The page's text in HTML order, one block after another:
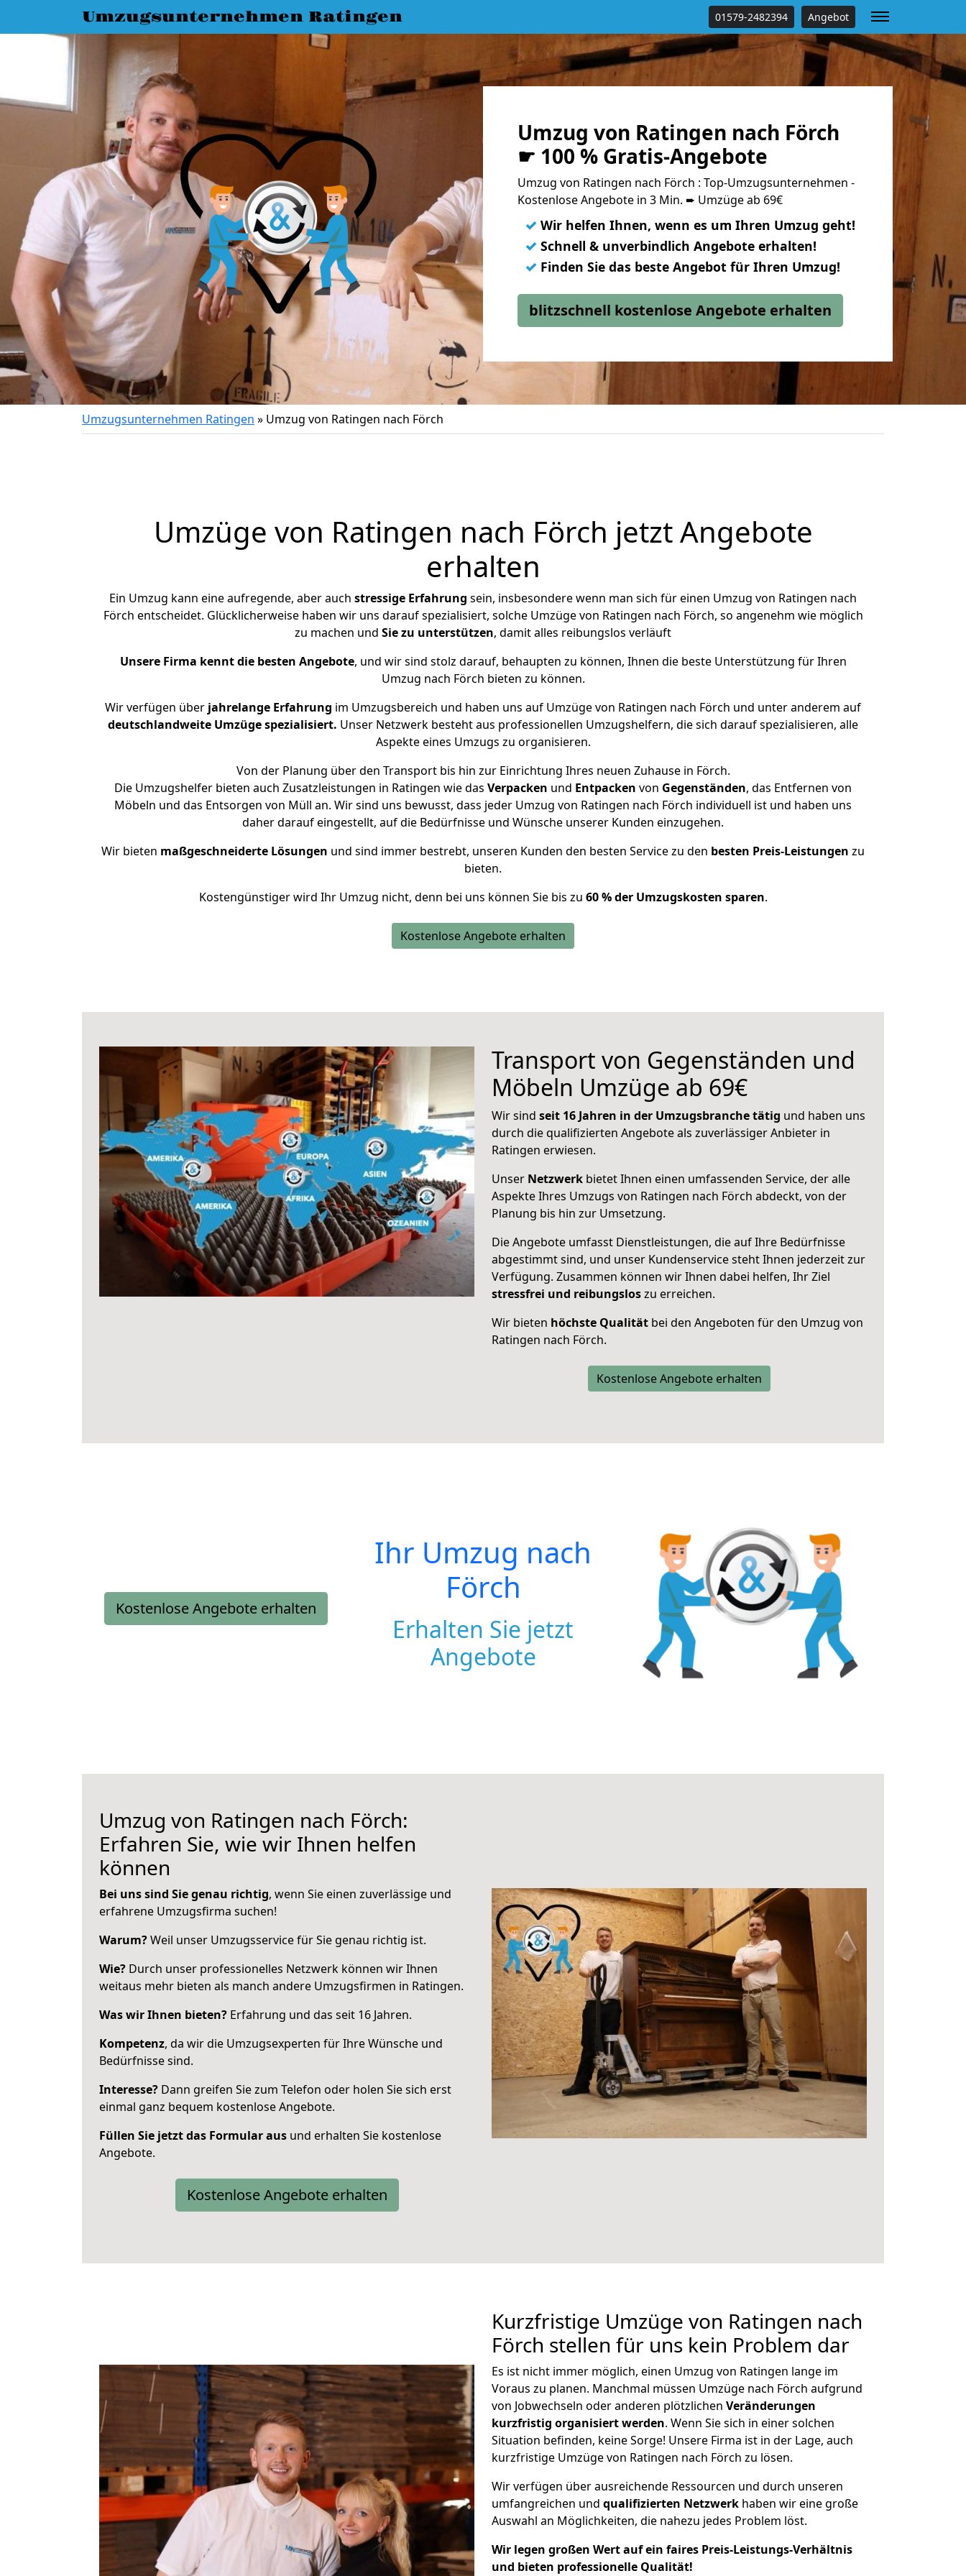
Umzugsunternehmen Ratingen 01579-2482394 Angebot
Umzug von Ratingen nach Förch
☛ 100 % Gratis-Angebote
Umzug von Ratingen nach Förch : Top-Umzugsunternehmen -
Kostenlose Angebote in 3 Min. ➨ Umzüge ab 69€
✓ Wir helfen Ihnen, wenn es um Ihren Umzug geht!
✓ Schnell & unverbindlich Angebote erhalten!
✓ Finden Sie das beste Angebot für Ihren Umzug!
blitzschnell kostenlose Angebote erhalten
Umzugsunternehmen Ratingen » Umzug von Ratingen nach Förch
Umzüge von Ratingen nach Förch jetzt Angebote
erhalten
Ein Umzug kann eine aufregende, aber auch stressige Erfahrung sein, insbesondere wenn man sich für einen Umzug von Ratingen nach
Förch entscheidet. Glücklicherweise haben wir uns darauf spezialisiert, solche Umzüge von Ratingen nach Förch, so angenehm wie möglich
zu machen und Sie zu unterstützen, damit alles reibungslos verläuft
Unsere Firma kennt die besten Angebote, und wir sind stolz darauf, behaupten zu können, Ihnen die beste Unterstützung für Ihren
Umzug nach Förch bieten zu können.
Wir verfügen über jahrelange Erfahrung im Umzugsbereich und haben uns auf Umzüge von Ratingen nach Förch und unter anderem auf
deutschlandweite Umzüge spezialisiert. Unser Netzwerk besteht aus professionellen Umzugshelfern, die sich darauf spezialisieren, alle
Aspekte eines Umzugs zu organisieren.
Von der Planung über den Transport bis hin zur Einrichtung Ihres neuen Zuhause in Förch.
Die Umzugshelfer bieten auch Zusatzleistungen in Ratingen wie das Verpacken und Entpacken von Gegenständen, das Entfernen von
Möbeln und das Entsorgen von Müll an. Wir sind uns bewusst, dass jeder Umzug von Ratingen nach Förch individuell ist und haben uns
daher darauf eingestellt, auf die Bedürfnisse und Wünsche unserer Kunden einzugehen.
Wir bieten maßgeschneiderte Lösungen und sind immer bestrebt, unseren Kunden den besten Service zu den besten Preis-Leistungen zu
bieten.
Kostengünstiger wird Ihr Umzug nicht, denn bei uns können Sie bis zu 60 % der Umzugskosten sparen.
Kostenlose Angebote erhalten
Transport von Gegenständen und
Möbeln Umzüge ab 69€
Wir sind seit 16 Jahren in der Umzugsbranche tätig und haben uns
durch die qualifizierten Angebote als zuverlässiger Anbieter in
Ratingen erwiesen.
Unser Netzwerk bietet Ihnen einen umfassenden Service, der alle
Aspekte Ihres Umzugs von Ratingen nach Förch abdeckt, von der
Planung bis hin zur Umsetzung.
Die Angebote umfasst Dienstleistungen, die auf Ihre Bedürfnisse
abgestimmt sind, und unser Kundenservice steht Ihnen jederzeit zur
Verfügung. Zusammen können wir Ihnen dabei helfen, Ihr Ziel
stressfrei und reibungsloszu erreichen.
Wir bieten höchste Qualität bei den Angeboten für den Umzug von
Ratingen nach Förch.
Kostenlose Angebote erhalten
Kostenlose Angebote erhalten
Ihr Umzug nach
Förch
Erhalten Sie jetzt
Angebote
Umzug von Ratingen nach Förch:
Erfahren Sie, wie wir Ihnen helfen
können
Bei uns sind Sie genau richtig, wenn Sie einen zuverlässige und
erfahrene Umzugsfirma suchen!
Warum?Weil unser Umzugsservice für Sie genau richtig ist.
Wie? Durch unser professionelles Netzwerk können wir Ihnen
weitaus mehr bieten als manch andere Umzugsfirmen in Ratingen.
Was wir Ihnen bieten? Erfahrung und das seit 16 Jahren.
Kompetenz, da wir die Umzugsexperten für Ihre Wünsche und
Bedürfnisse sind.
Interesse? Dann greifen Sie zum Telefon oder holen Sie sich erst
einmal ganz bequem kostenlose Angebote.
Füllen Sie jetzt das Formular aus und erhalten Sie kostenlose
Angebote.
Kostenlose Angebote erhalten
Kurzfristige Umzüge von Ratingen nach
Förch stellen für uns kein Problem dar
Es ist nicht immer möglich, einen Umzug von Ratingen lange im
Voraus zu planen. Manchmal müssen Umzüge nach Förch aufgrund
von Jobwechseln oder anderen plötzlichen Veränderungen
kurzfristig organisiert werden. Wenn Sie sich in einer solchen
Situation befinden, keine Sorge! Unsere Firma ist in der Lage, auch
kurzfristige Umzüge von Ratingen nach Förch zu lösen.
Wir verfügen über ausreichende Ressourcen und durch unseren
umfangreichen und qualifizierten Netzwerk haben wir eine große
Auswahl an Möglichkeiten, die nahezu jedes Problem löst.
Wir legen großen Wert auf ein faires Preis-Leistungs-Verhältnis
und bieten professionelle Qualität!